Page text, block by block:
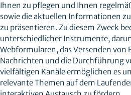
Ihnen zu pflegen und Ihnen
sowie die aktuellen Informationen
zu präsentieren. Zu diesem Zweck
unterschiedlicher Instrumente,
Webformularen, das Versenden
Nachrichten und die Durchführung
vielfältigen Kanäle ermöglichen es
relevante Themen auf dem